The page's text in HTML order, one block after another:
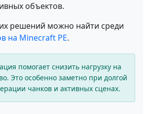
объектов.
решений можно найти среди
на Minecraft PE.
помогает снизить нагрузку на
Это особенно заметно при долгой
чанков и активных сценах.